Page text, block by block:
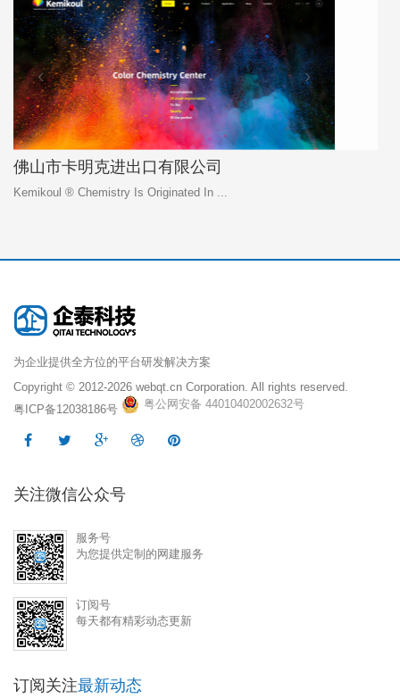
佛山市卡明克进出口有限公司
Kemikoul ® Chemistry Is Originated In ...
为企业提供全方位的平台研发解决方案
Copyright © 2012-2026 webqt.cn Corporation. All rights reserved.
粤ICP备12038186号
粤公网安备 44010402002632号
关注微信公众号
服务号
为您提供定制的网建服务
订阅号
每天都有精彩动态更新
订阅关注最新动态